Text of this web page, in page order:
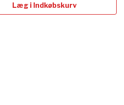
Læg i Indkøbskurv